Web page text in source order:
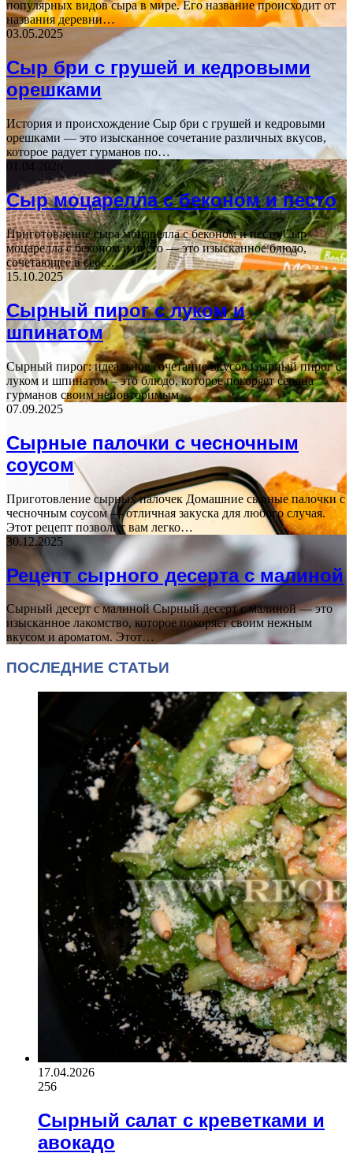
популярных видов сыра в мире. Его название происходит от
названия деревни…
03.05.2025
Сыр бри с грушей и кедровыми
орешками
История и происхождение Сыр бри с грушей и кедровыми
орешками — это изысканное сочетание различных вкусов,
которое радует гурманов по…
01.04.2026
Сыр моцарелла с беконом и песто
Приготовление сыра моцарелла с беконом и песто Сыр
моцарелла с беконом и песто — это изысканное блюдо,
сочетающее в себе…
15.10.2025
Сырный пирог с луком и
шпинатом
Сырный пирог: идеальное сочетание вкусов Сырный пирог с
луком и шпинатом – это блюдо, которое покоряет сердца
гурманов своим неповторимым…
07.09.2025
Сырные палочки с чесночным
соусом
Приготовление сырных палочек Домашние сырные палочки с
чесночным соусом — отличная закуска для любого случая.
Этот рецепт позволит вам легко…
30.12.2025
Рецепт сырного десерта с малиной
Сырный десерт с малиной Сырный десерт с малиной — это
изысканное лакомство, которое покоряет своим нежным
вкусом и ароматом. Этот…
ПОСЛЕДНИЕ СТАТЬИ
17.04.2026
256
Сырный салат с креветками и
авокадо